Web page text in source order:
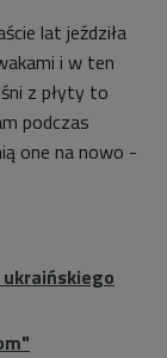
lat jeździła
i w ten
z płyty to
podczas
one na nowo -